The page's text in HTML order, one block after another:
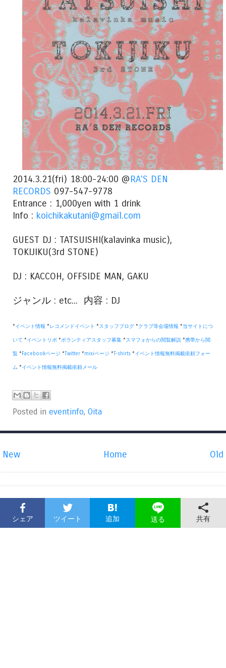
2014.3.21(fri) 18:00-24:00 @RA'S DEN
RECORDS 097-547-9778
Entrance : 1,000yen with 1 drink
Info : koichikakutani@gmail.com
GUEST DJ : TATSUISHI(kalavinka music),
TOKIJIKU(3rd STONE)
DJ : KACCOH, OFFSIDE MAN, GAKU
ジャンル : etc... 内容 : DJ
*イベント情報 *レコメンドイベント *スタッフブログ *クラブ等会場情報 *当サイトにつ
いて *イベントリポ *ボランティアスタッフ募集 *スマフォからの閲覧解説 *携帯から閲
覧 * Facebookページ *Twitter *mixiページ *T-shirts *イベント情報無料掲載依頼フォー
ム *イベント情報無料掲載依頼メール
Posted in eventinfo, Oita
New Old
Home
シェア ツイート 追加 送る 共有